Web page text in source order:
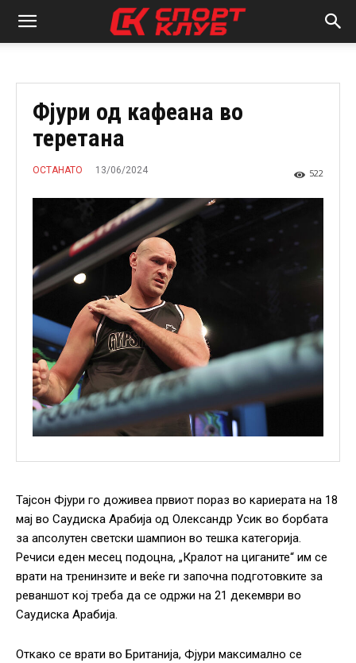
Фјури од кафеана во
теретана
ОСТАНАТО 13/06/2024 522
Тајсон Фјури го доживеа првиот пораз во кариерата на 18
мај во Саудиска Арабија од Олександр Усик во борбата
за апсолутен светски шампион во тешка категорија.
Речиси еден месец подоцна, „Кралот на циганите“ им се
врати на тренинзите и веќе ги започна подготовките за
реваншот кој треба да се одржи на 21 декември во
Саудиска Арабија.
Откако се врати во Британија, Фјури максимално се